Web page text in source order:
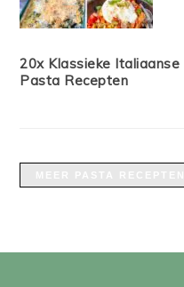
20x Klassieke Italiaanse
Pasta Recepten